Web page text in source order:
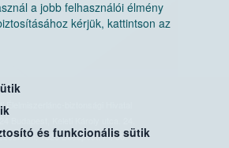
a jobb felhasználói élmény
kérjük, kattintson az
és funkcionális sütik
Élelmiszerlánc-biztonsági Hivatal
cím: 1525 Budapest. Pf. 30.